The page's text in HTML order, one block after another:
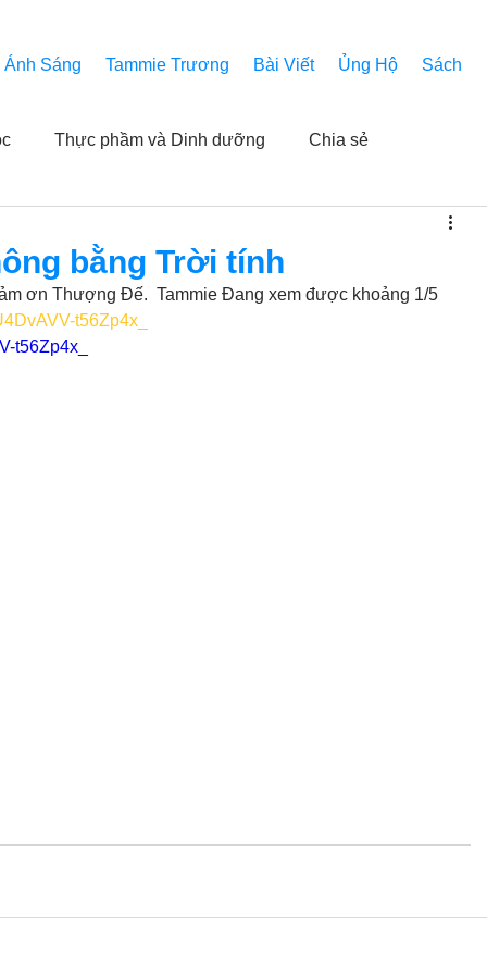
Ánh Sáng Tammie Trương Bài Viết Ủng Hộ Sách
Thực phầm và Dinh dưỡng Chia sẻ
Các bài pháp
Các thông báo
bằng Trời tính
ơn Thượng Đế.  Tammie Đang xem được khoảng 1/5
t56Zp4x_
t56Zp4x_